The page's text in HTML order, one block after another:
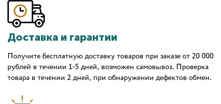
Доставка и гарантии
Получите бесплатную доставку товаров при заказе от 20 000
рублей в течении 1-5 дней, возможен самовывоз. Проверка
товара в течении 2 дней, при обнаружении дефектов обмен.